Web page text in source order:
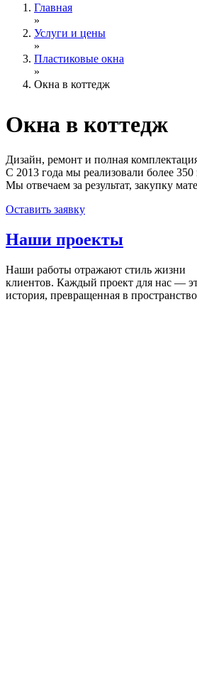
Главная
»
Услуги и цены
»
Пластиковые окна
»
Окна в коттедж
Окна в коттедж
Дизайн, ремонт и полная
С 2013 года мы реализовали более 350
Мы отвечаем за результат, закупку
Оставить заявку
Наши проекты
Наши работы отражают стиль жизни
клиентов. Каждый проект для нас —
история, превращенная в